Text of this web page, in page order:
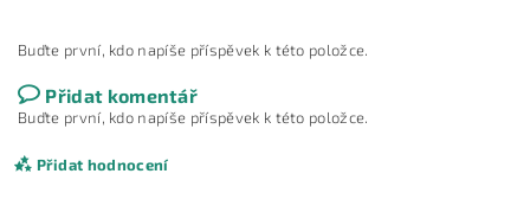
Buďte první, kdo napíše příspěvek k této položce.
Přidat komentář
Buďte první, kdo napíše příspěvek k této položce.
Přidat hodnocení